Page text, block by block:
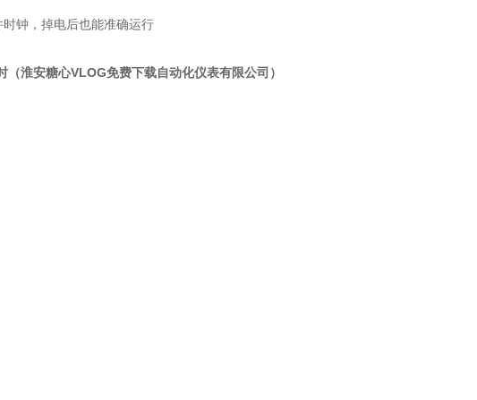
钟，掉电后也能准确运行
淮安糖心VLOG免费下载自动化仪表有限公司）